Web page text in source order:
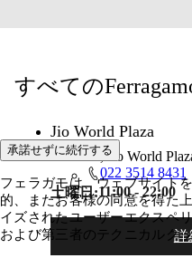
すべての
Jio World Plaza
1st Floor, Jio World
022 3514 8431
土曜日:11:00 - 22:00
詳
承諾せずに続行する
フェラガモは、ウェブサイト
的、またお客様の同意を得た
イズされたユーザーエクスペ
および第三者のテクニカルク